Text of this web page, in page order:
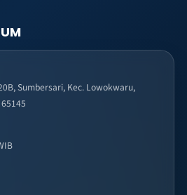
Sumbersari, Kec. Lowokwaru,